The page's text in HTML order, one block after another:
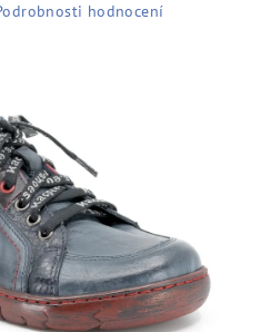
hodnocení